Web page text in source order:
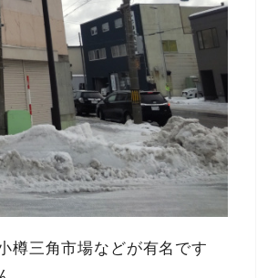
樽三角市場などが有名です